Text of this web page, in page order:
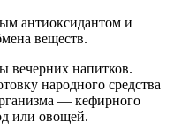
антиоксидантом и
веществ.
вечерних напитков.
народного средства
— кефирного
или овощей.